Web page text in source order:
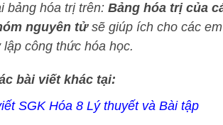
bảng hóa trị trên: Bảng hóa trị của
nguyên tửsẽ giúp ích cho các
công thức hóa học.
bài viết khác tại:
SGK Hóa 8 Lý thuyết và Bài tập